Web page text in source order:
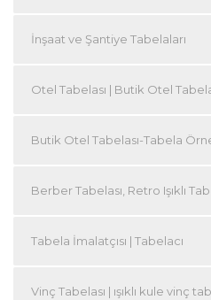
İnşaat ve Şantiye Tabelaları
Otel Tabelası | Butik Otel
Butik Otel Tabelası-Tabela
Berber Tabelası, Retro Işıklı
Tabela İmalatçısı | Tabelacı
Vinç Tabelası | ışıklı kule vinç